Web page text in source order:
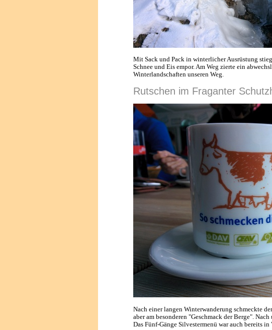
Mit Sack und Pack in winterlicher Ausrüstung
Schnee und Eis empor. Am Weg zierte ein
Winterlandschaften unseren Weg.
Rutschen im Fraganter
Nach einer langen Winterwanderung schmeckte
aber am besonderen "Geschmack der Berge".
Das Fünf-Gänge Silvestermenü war auch bereits in